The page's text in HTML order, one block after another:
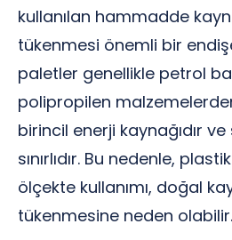
kullanılan hammadde
tükenmesi önemli bir
paletler genellikle petrol
polipropilen
birincil enerji kaynağıdır
sınırlıdır. Bu nedenle,
ölçekte kullanımı, doğal
tükenmesine neden olabilir.